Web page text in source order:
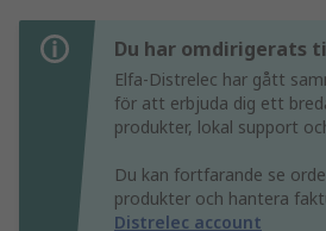
Du har omdirigerats
Elfa-Distrelec har gått
för att erbjuda dig ett
produkter, lokal support
Du kan fortfarande se
produkter och hantera
Distrelec account